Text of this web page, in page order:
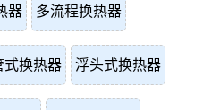
器 多流程换热器
式换热器 浮头式换热器